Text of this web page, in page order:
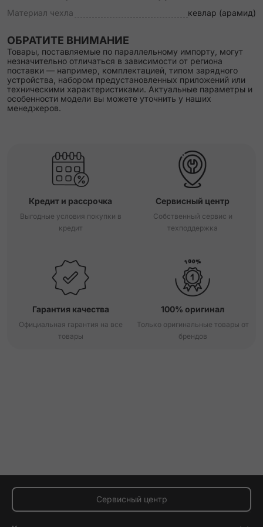
Материал чехла кевлар (арамид)
ОБРАТИТЕ ВНИМАНИЕ
Товары, поставляемые по параллельному импорту, могут
незначительно отличаться в зависимости от региона
поставки — например, комплектацией, типом зарядного
устройства, набором предустановленных приложений или
техническими характеристиками. Актуальные параметры и
особенности модели вы можете уточнить у наших
менеджеров.
Кредит и рассрочка
Выгодные условия покупки в
кредит
Сервисный центр
Собственный сервис и
техподдержка
Гарантия качества
Официальная гарантия на все
товары
100% оригинал
Только оригинальные товары от
брендов
Сервисный центр